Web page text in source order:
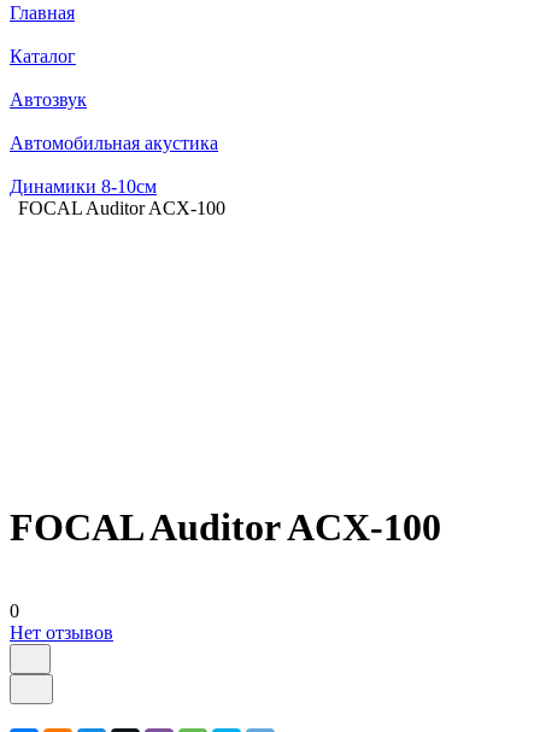
Главная
Каталог
Автозвук
Автомобильная акустика
Динамики 8-10см
FOCAL Auditor ACX-100
FOCAL Auditor ACX-100
0
Нет отзывов